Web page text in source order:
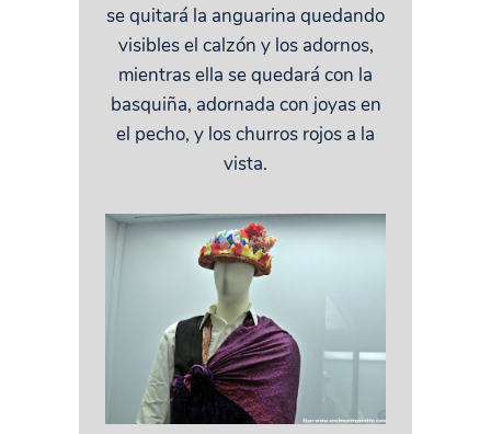
se quitará la anguarina quedando
visibles el calzón y los adornos,
mientras ella se quedará con la
basquiña, adornada con joyas en
el pecho, y los churros rojos a la
vista.